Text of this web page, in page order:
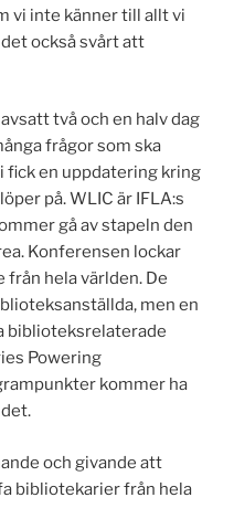
vi inte känner till allt vi
också svårt att
två och en halv dag
frågor som ska
fick en uppdatering kring
på. WLIC är IFLA:s
gå av stapeln den
Konferensen lockar
hela världen. De
men en
biblioteksrelaterade
Powering
kommer ha
och givande att
bibliotekarier från hela